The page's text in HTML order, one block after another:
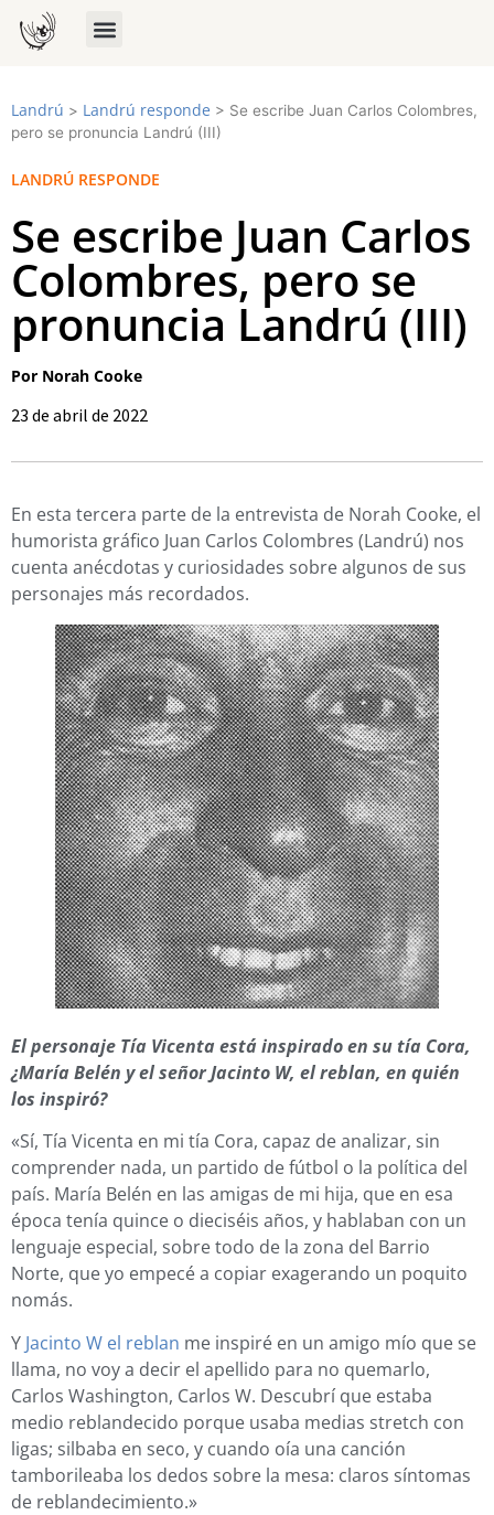
Landrú > Landrú responde > Se escribe Juan Carlos Colombres,
pero se pronuncia Landrú (III)
LANDRÚ RESPONDE
Se escribe Juan Carlos
Colombres, pero se
pronuncia Landrú (III)
Por Norah Cooke
23 de abril de 2022
En esta tercera parte de la entrevista de Norah Cooke, el
humorista gráfico Juan Carlos Colombres (Landrú) nos
cuenta anécdotas y curiosidades sobre algunos de sus
personajes más recordados.
El personaje Tía Vicenta está inspirado en su tía Cora,
¿María Belén y el señor Jacinto W, el reblan, en quién
los inspiró?
«Sí, Tía Vicenta en mi tía Cora, capaz de analizar, sin
comprender nada, un partido de fútbol o la política del
país. María Belén en las amigas de mi hija, que en esa
época tenía quince o dieciséis años, y hablaban con un
lenguaje especial, sobre todo de la zona del Barrio
Norte, que yo empecé a copiar exagerando un poquito
nomás.
Y Jacinto W el reblan me inspiré en un amigo mío que se
llama, no voy a decir el apellido para no quemarlo,
Carlos Washington, Carlos W. Descubrí que estaba
medio reblandecido porque usaba medias stretch con
ligas; silbaba en seco, y cuando oía una canción
tamborileaba los dedos sobre la mesa: claros síntomas
de reblandecimiento.»